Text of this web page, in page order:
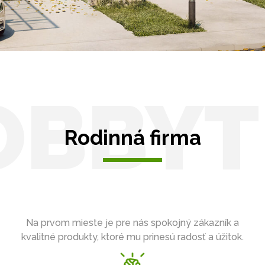
Rodinná firma
Na prvom mieste je pre nás spokojný zákazník a
kvalitné produkty, ktoré mu prinesú radosť a úžitok.